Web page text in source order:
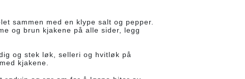
sammen med en klype salt og pepper.
og brun kjakene på alle sider, legg
og stek løk, selleri og hvitløk på
kjakene.